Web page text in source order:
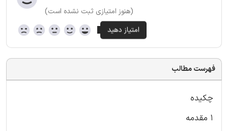
(هنوز امتیازی ثبت نشده است)
فهرست مطالب
چکیده
۱ مقدمه